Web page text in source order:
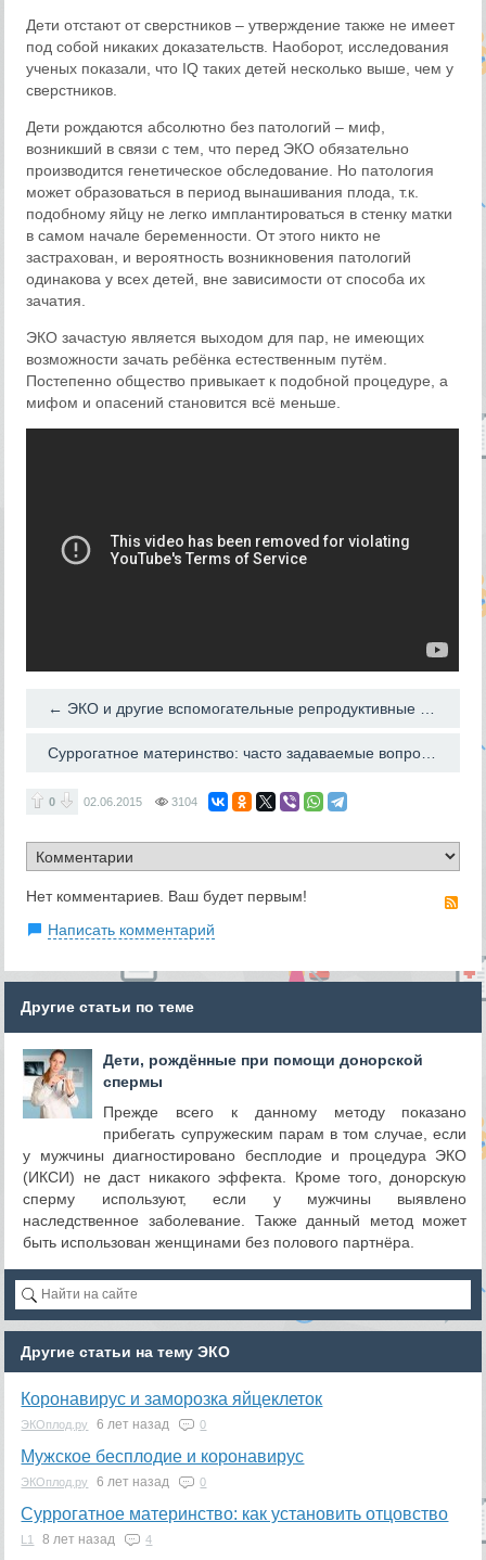
Дети отстают от сверстников – утверждение также не имеет
под собой никаких доказательств. Наоборот, исследования
ученых показали, что IQ таких детей несколько выше, чем у
сверстников.
Дети рождаются абсолютно без патологий – миф,
возникший в связи с тем, что перед ЭКО обязательно
производится генетическое обследование. Но патология
может образоваться в период вынашивания плода, т.к.
подобному яйцу не легко имплантироваться в стенку матки
в самом начале беременности. От этого никто не
застрахован, и вероятность возникновения патологий
одинакова у всех детей, вне зависимости от способа их
зачатия.
ЭКО зачастую является выходом для пар, не имеющих
возможности зачать ребёнка естественным путём.
Постепенно общество привыкает к подобной процедуре, а
мифом и опасений становится всё меньше.
0 02.06.2015 3104
Нет комментариев. Ваш будет первым!
Написать комментарий
Другие статьи по теме
Дети, рождённые при помощи донорской
спермы
Прежде всего к данному методу показано
прибегать супружеским парам в том случае, если
у мужчины диагностировано бесплодие и процедура ЭКО
(ИКСИ) не даст никакого эффекта. Кроме того, донорскую
сперму используют, если у мужчины выявлено
наследственное заболевание. Также данный метод может
быть использован женщинами без полового партнёра.
Другие статьи на тему ЭКО
Коронавирус и заморозка яйцеклеток
ЭКОплод.ру 6 лет назад 0
​Мужское бесплодие и коронавирус
ЭКОплод.ру 6 лет назад 0
Суррогатное материнство: как установить отцовство
L1 8 лет назад 4